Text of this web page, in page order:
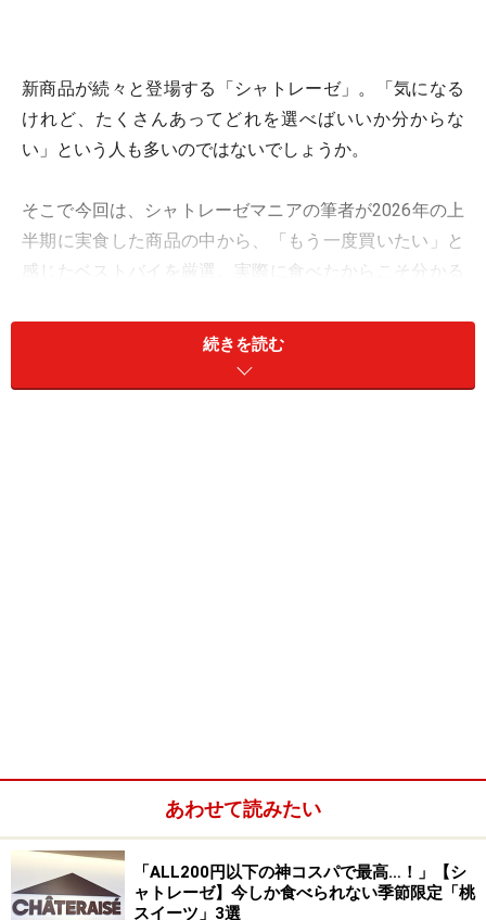
新商品が続々と登場する「シャトレーゼ」。「気になる
けれど、たくさんあってどれを選べばいいか分からな
い」という人も多いのではないでしょうか。
そこで今回は、シャトレーゼマニアの筆者が2026年の上
半期に実食した商品の中から、「もう一度買いたい」と
感じたベストバイを厳選。実際に食べたからこそ分かる
1. 「北海道産小豆と抹茶のふんわりロール」194円
5. 「白州名水かき氷フロート ソーダ＆バニラ 4個入」
続きを読む
あわせて読みたい
「ALL200円以下の神コスパで最高…！」【シ
ャトレーゼ】今しか食べられない季節限定「桃
スイーツ」3選